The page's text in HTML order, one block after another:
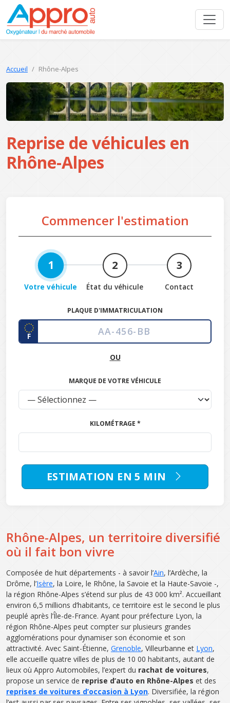
Accueil Rhône-Alpes
Reprise de véhicules en
Rhône-Alpes
Commencer l'estimation
1
Votre véhicule
2
État du véhicule
3
Contact
PLAQUE D'IMMATRICULATION
F
OU
MARQUE DE VOTRE VÉHICULE
KILOMÉTRAGE *
ESTIMATION EN 5 MIN
Rhône-Alpes, un territoire diversifié
où il fait bon vivre
Composée de huit départements - à savoir l’Ain, l’Ardèche, la
Drôme, l’Isère, la Loire, le Rhône, la Savoie et la Haute-Savoie -,
la région Rhône-Alpes s’étend sur plus de 43 000 km². Accueillant
environ 6,5 millions d’habitants, ce territoire est le second le plus
peuplé après l’Île-de-France. Ayant pour préfecture Lyon, la
région Rhône-Alpes peut compter sur plusieurs grandes
agglomérations pour dynamiser son économie et son
attractivité. Avec Saint-Étienne, Grenoble, Villeurbanne et Lyon,
elle accueille quatre villes de plus de 10 00 habitants, autant de
lieux où Appro Automobiles, l’expert du rachat de voitures,
propose un service de reprise d’auto en Rhône-Alpes et des
reprises de voitures d’occasion à Lyon. Diversifiée, la région